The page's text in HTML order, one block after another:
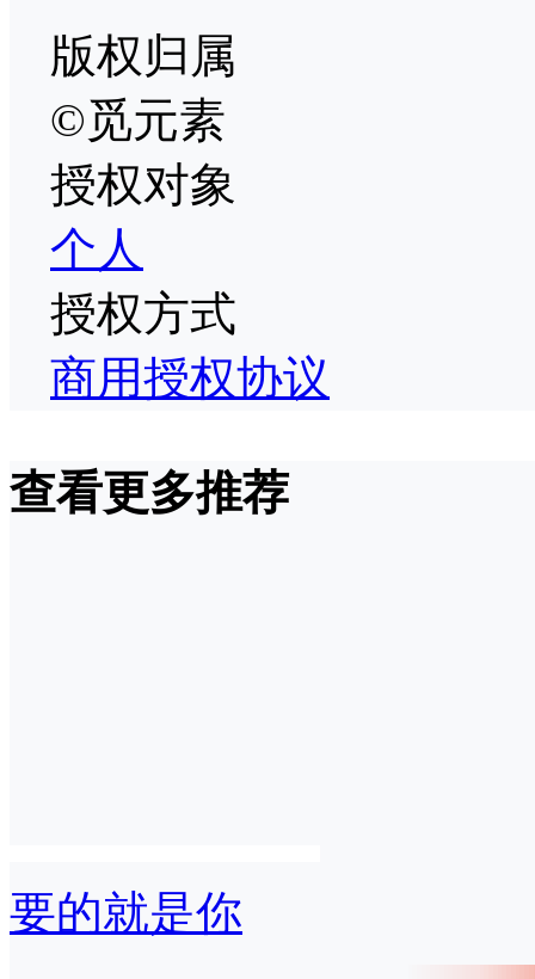
版权归属
©觅元素
授权对象
个人
授权方式
商用授权协议
查看更多推荐
要的就是你